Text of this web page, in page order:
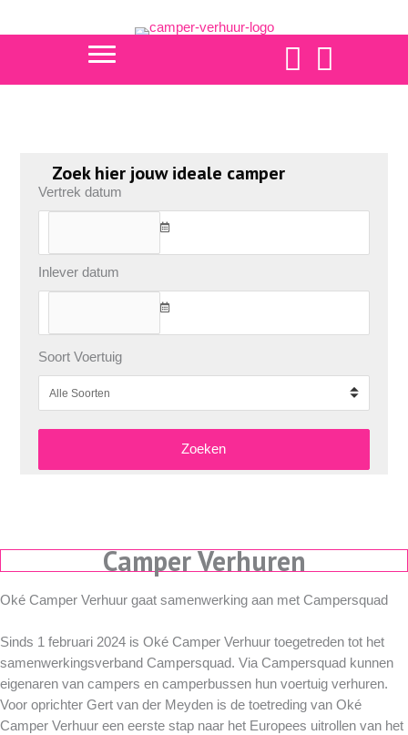
https://https://
Camper Verhuren
Oké Camper Verhuur gaat samenwerking aan met Campersquad
Sinds 1 februari 2024 is Oké Camper Verhuur toegetreden tot het
samenwerkingsverband Campersquad. Via Campersquad kunnen
eigenaren van campers en camperbussen hun voertuig verhuren.
Voor oprichter Gert van der Meyden is de toetreding van Oké
Camper Verhuur een eerste stap naar het Europees uitrollen van het
Zoek hier jouw ideale camper
Vertrek datum
Inlever datum
Soort Voertuig
Zoeken